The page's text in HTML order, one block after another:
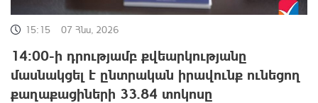
15:15 07 Հնս, 2026
14:00-ի դրությամբ քվեարկությանը
մասնակցել է ընտրական իրավունք ունեցող
քաղաքացիների 33.84 տոկոսը